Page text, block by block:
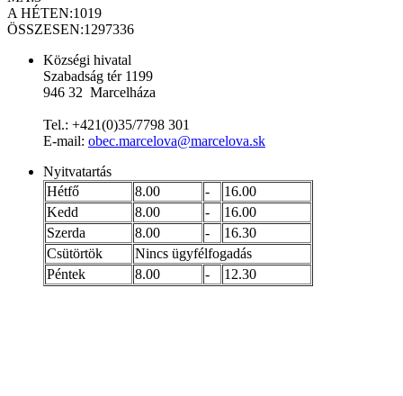
A HÉTEN:1019
ÖSSZESEN:1297336
Községi hivatal
Szabadság tér 1199
946 32 Marcelháza
Tel.: +421(0)35/7798 301
E-mail: obec.marcelova@marcelova.sk
Nyitvatartás
Hétfő
8.00 -
16.00
Kedd
8.00 -
16.00
Szerda
8.00 -
16.30
Csütörtök
Nincs ügyfélfogadás
Péntek
8.00 - 12.30